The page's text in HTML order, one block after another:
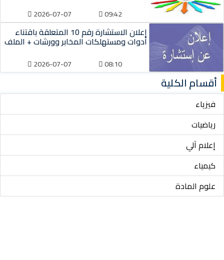
09:42
2026-07-07
إعلان الاستشارة رقم 10 المتعلقة باقتناء
أدوات ومستهلكات المخابر وورشات + الملف
08:10
2026-07-07
أقسام الكلية
فيزياء
رياضيات
إعلام آلي
كيمياء
علوم المادة